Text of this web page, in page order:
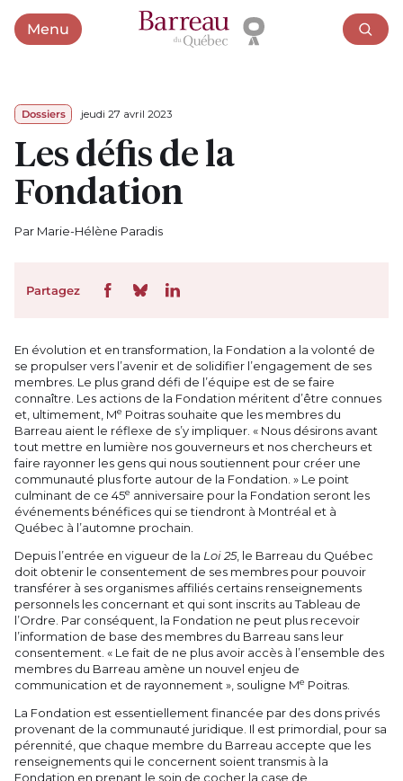
MenuOuvrir le menu
Dossiers jeudi 27 avril 2023
Les défis de la
Fondation
Par Marie-Hélène Paradis
Partagez
En évolution et en transformation, la Fondation a la volonté de
se propulser vers l’avenir et de solidifier l’engagement de ses
membres. Le plus grand défi de l’équipe est de se faire
connaître. Les actions de la Fondation méritent d’être connues
et, ultimement, Me Poitras souhaite que les membres du
Barreau aient le réflexe de s’y impliquer. « Nous désirons avant
tout mettre en lumière nos gouverneurs et nos chercheurs et
faire rayonner les gens qui nous soutiennent pour créer une
communauté plus forte autour de la Fondation. » Le point
culminant de ce 45e anniversaire pour la Fondation seront les
événements bénéfices qui se tiendront à Montréal et à
Québec à l’automne prochain.
Depuis l’entrée en vigueur de la Loi 25, le Barreau du Québec
doit obtenir le consentement de ses membres pour pouvoir
transférer à ses organismes affiliés certains renseignements
personnels les concernant et qui sont inscrits au Tableau de
l’Ordre. Par conséquent, la Fondation ne peut plus recevoir
l’information de base des membres du Barreau sans leur
consentement. « Le fait de ne plus avoir accès à l’ensemble des
membres du Barreau amène un nouvel enjeu de
communication et de rayonnement », souligne Me Poitras.
La Fondation est essentiellement financée par des dons privés
provenant de la communauté juridique. Il est primordial, pour sa
pérennité, que chaque membre du Barreau accepte que les
renseignements qui le concernent soient transmis à la
Fondation en prenant le soin de cocher la case de